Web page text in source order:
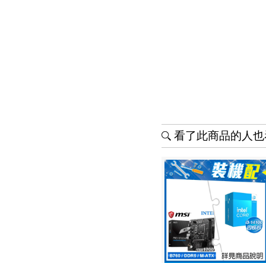
看了此商品的人